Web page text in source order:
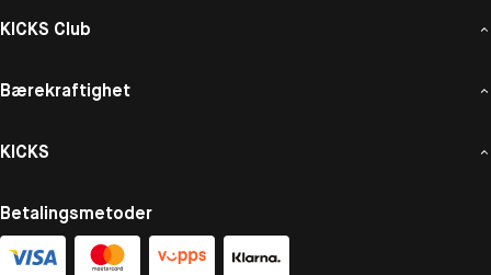
KICKS Club
Bærekraftighet
KICKS
Betalingsmetoder